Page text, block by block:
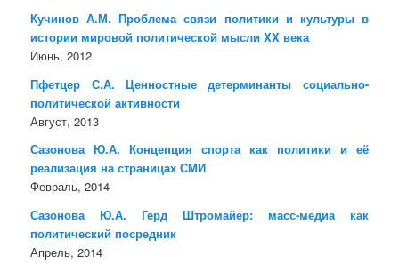
Кучинов А.М. Проблема связи политики и культуры в
истории мировой политической мысли XX века
Июнь, 2012
Пфетцер С.А. Ценностные детерминанты социально-
политической активности
Август, 2013
Сазонова Ю.А. Концепция спорта как политики и её
реализация на страницах СМИ
Февраль, 2014
Сазонова Ю.А. Герд Штромайер: масс-медиа как
политический посредник
Апрель, 2014